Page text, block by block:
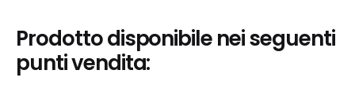
Prodotto disponibile nei seguenti
punti vendita: